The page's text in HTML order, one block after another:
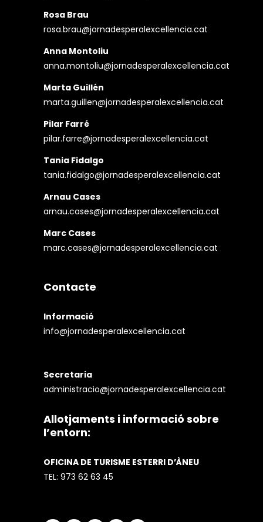
Rosa Brau
rosa.brau@jornadesperalexcellencia.cat
Anna Montoliu
anna.montoliu@jornadesperalexcellencia.cat
Marta Guillén
marta.guillen@jornadesperalexcellencia.cat
Pilar Farré
pilar.farre@jornadesperalexcellencia.cat
Tania Fidalgo
tania.fidalgo@jornadesperalexcellencia.cat
Arnau Cases
arnau.cases@jornadesperalexcellencia.cat
Marc Cases
marc.cases@jornadesperalexcellencia.cat
Contacte
Informació
info@jornadesperalexcellencia.cat
Secretaria
administracio@jornadesperalexcellencia.cat
Allotjaments i informació sobre
l’entorn:
OFICINA DE TURISME ESTERRI D’ÀNEU
TEL: 973 62 63 45